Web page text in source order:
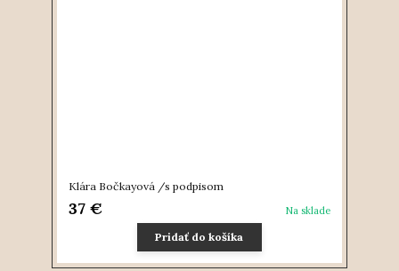
Klára Bočkayová /s podpisom
37 € Na sklade
Pridať do košíka